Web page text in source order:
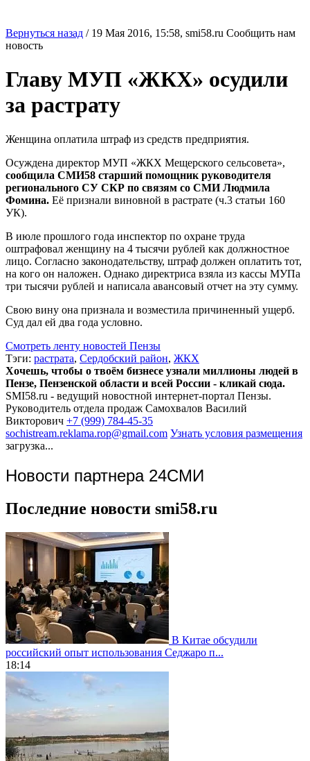
Вернуться назад / 19 Мая 2016, 15:58, smi58.ru Сообщить нам
новость
Главу МУП «ЖКХ» осудили
за растрату
Женщина оплатила штраф из средств предприятия.
Осуждена директор МУП «ЖКХ Мещерского сельсовета»,
сообщила СМИ58 старший помощник руководителя
регионального СУ СКР по связям со СМИ Людмила
Фомина. Её признали виновной в растрате (ч.3 статьи 160
УК).
В июле прошлого года инспектор по охране труда
оштрафовал женщину на 4 тысячи рублей как должностное
лицо. Согласно законодательству, штраф должен оплатить тот,
на кого он наложен. Однако директриса взяла из кассы МУПа
три тысячи рублей и написала авансовый отчет на эту сумму.
Свою вину она признала и возместила причиненный ущерб.
Суд дал ей два года условно.
Смотреть ленту новостей Пензы
Тэги: растрата, Сердобский район, ЖКХ
Хочешь, чтобы о твоём бизнесе узнали миллионы людей в
Пензе, Пензенской области и всей России - кликай сюда.
SMI58.ru - ведущий новостной интернет-портал Пензы.
Руководитель отдела продаж Самохвалов Василий
Викторович +7 (999) 784-45-35
sochistream.reklama.rop@gmail.com Узнать условия размещения
загрузка...
Новости партнера 24СМИ
Последние новости smi58.ru
В Китае обсудили
российский опыт использования Седжаро п...
18:14